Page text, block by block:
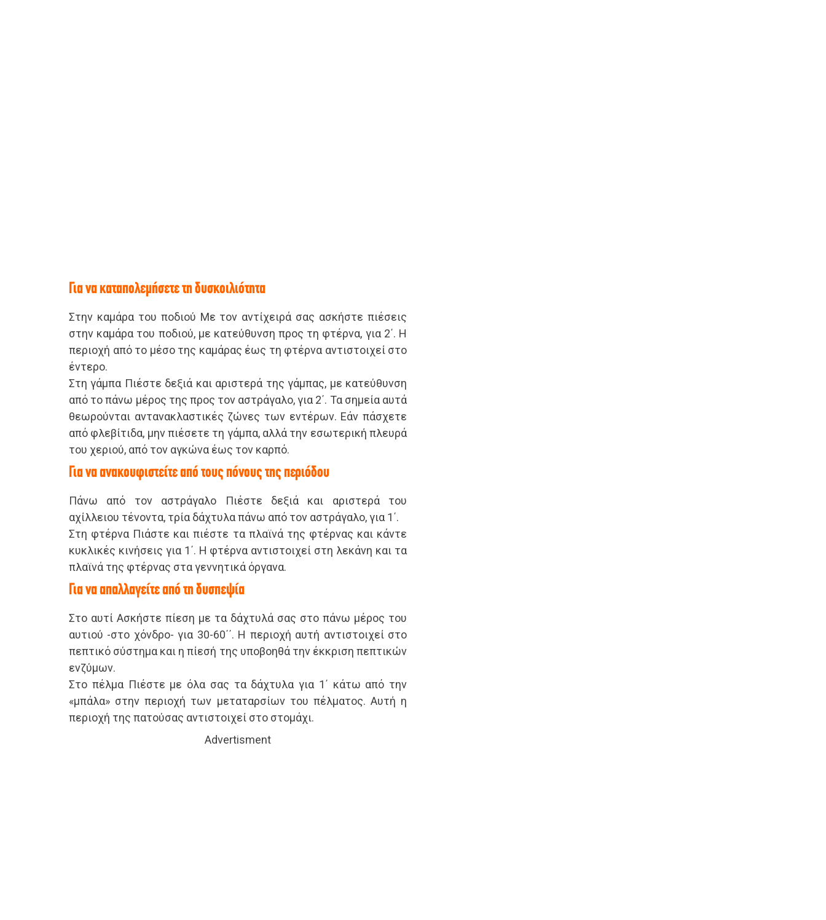
Για να καταπολεμήσετε τη δυσκοιλιότητα
Στην καμάρα του ποδιού Με τον αντίχειρά σας ασκήστε πιέσεις
στην καμάρα του ποδιού, με κατεύθυνση προς τη φτέρνα, για 2΄. Η
περιοχή από το μέσο της καμάρας έως τη φτέρνα αντιστοιχεί στο
έντερο.
Στη γάμπα Πιέστε δεξιά και αριστερά της γάμπας, με κατεύθυνση
από το πάνω μέρος της προς τον αστράγαλο, για 2΄. Τα σημεία αυτά
θεωρούνται αντανακλαστικές ζώνες των εντέρων. Εάν πάσχετε
από φλεβίτιδα, μην πιέσετε τη γάμπα, αλλά την εσωτερική πλευρά
του χεριού, από τον αγκώνα έως τον καρπό.
Για να ανακουφιστείτε από τους πόνους της περιόδου
Πάνω από τον αστράγαλο Πιέστε δεξιά και αριστερά του
αχίλλειου τένοντα, τρία δάχτυλα πάνω από τον αστράγαλο, για 1΄.
Στη φτέρνα Πιάστε και πιέστε τα πλαϊνά της φτέρνας και κάντε
κυκλικές κινήσεις για 1΄. Η φτέρνα αντιστοιχεί στη λεκάνη και τα
πλαϊνά της φτέρνας στα γεννητικά όργανα.
Για να απαλλαγείτε από τη δυσπεψία
Στο αυτί Ασκήστε πίεση με τα δάχτυλά σας στο πάνω μέρος του
αυτιού -στο χόνδρο- για 30-60΄΄. Η περιοχή αυτή αντιστοιχεί στο
πεπτικό σύστημα και η πίεσή της υποβοηθά την έκκριση πεπτικών
ενζύμων.
Στο πέλμα Πιέστε με όλα σας τα δάχτυλα για 1΄ κάτω από την
«μπάλα» στην περιοχή των μεταταρσίων του πέλματος. Αυτή η
περιοχή της πατούσας αντιστοιχεί στο στομάχι.
Advertisment